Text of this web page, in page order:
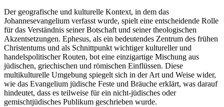
Der geografische und kulturelle Kontext, in dem das
Johannesevangelium verfasst wurde, spielt eine entscheidende Rolle
für das Verständnis seiner Botschaft und seiner theologischen
Akzentsetzungen. Ephesus, als ein bedeutendes Zentrum des frühen
Christentums und als Schnittpunkt wichtiger kultureller und
handelspolitischer Routen, bot eine einzigartige Mischung aus
jüdischen, griechischen und römischen Einflüssen. Diese
multikulturelle Umgebung spiegelt sich in der Art und Weise wider,
wie das Evangelium jüdische Feste und Bräuche erklärt, was darauf
hindeutet, dass es teilweise für ein nicht-jüdisches oder
gemischtjüdisches Publikum geschrieben wurde.